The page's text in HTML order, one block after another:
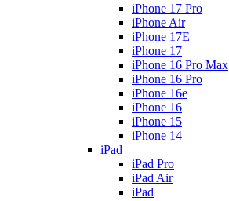
iPhone 17 Pro
iPhone Air
iPhone 17E
iPhone 17
iPhone 16 Pro Max
iPhone 16 Pro
iPhone 16e
iPhone 16
iPhone 15
iPhone 14
iPad
iPad Pro
iPad Air
iPad